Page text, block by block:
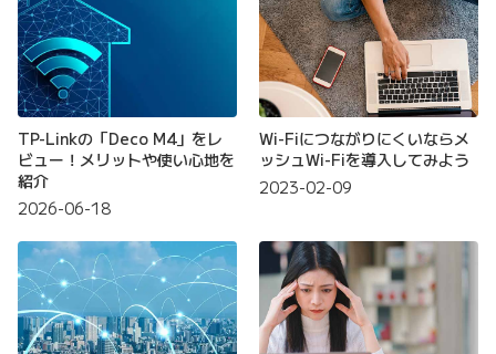
TP-Linkの「Deco M4」をレ
ビュー！メリットや使い心地を
紹介
2026-06-18
Wi-Fiにつながりにくいならメ
ッシュWi-Fiを導入してみよう
2023-02-09